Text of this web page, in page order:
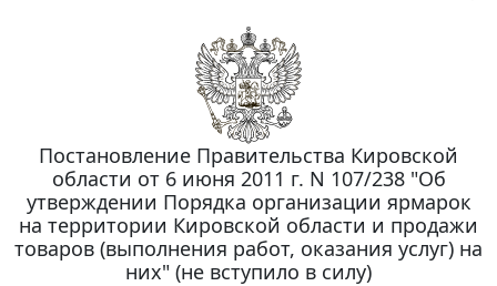
Постановление Правительства Кировской
области от 6 июня 2011 г. N 107/238 "Об
утверждении Порядка организации ярмарок
на территории Кировской области и продажи
товаров (выполнения работ, оказания услуг) на
них" (не вступило в силу)